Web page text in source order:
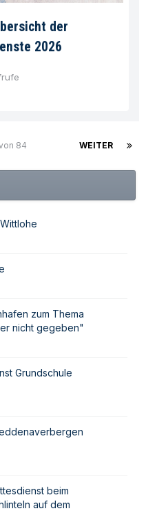
der
2026
WEITER
84
zum Thema
nicht gegeben"
Grundschule
beim
auf dem